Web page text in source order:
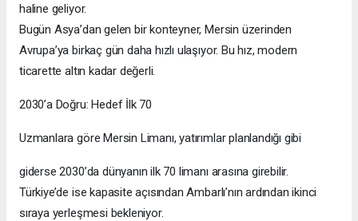
haline geliyor.
Bugün Asya’dan gelen bir konteyner, Mersin üzerinden
Avrupa’ya birkaç gün daha hızlı ulaşıyor. Bu hız, modern
ticarette altın kadar değerli.
2030’a Doğru: Hedef İlk 70
Uzmanlara göre Mersin Limanı, yatırımlar planlandığı gibi
giderse 2030’da dünyanın ilk 70 limanı arasına girebilir.
Türkiye’de ise kapasite açısından Ambarlı’nın ardından ikinci
sıraya yerleşmesi bekleniyor.